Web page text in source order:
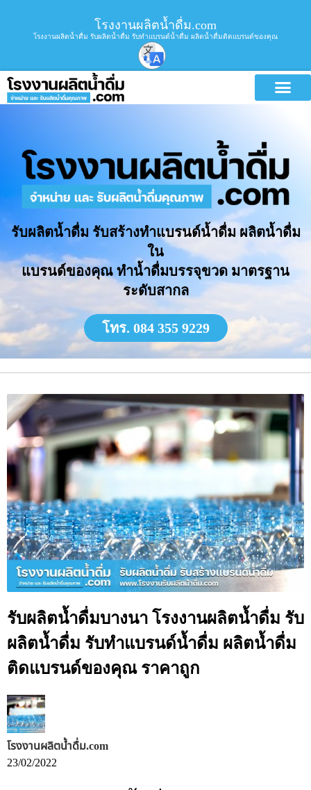
โรงงานผลิตน้ำดื่ม.com
โรงงานผลิตน้ำดื่ม รับผลิตน้ำดื่ม รับทำแบรนด์น้ำดื่ม ผลิตน้ำดื่มติดแบรนด์ของคุณ
รับผลิตน้ำดื่ม รับสร้างทำแบรนด์น้ำดื่ม ผลิตน้ำดื่ม
ใน
แบรนด์ของคุณ ทำน้ำดื่มบรรจุขวด มาตรฐาน
ระดับสากล
โทร. 084 355 9229
รับผลิตน้ำดื่มบางนา โรงงานผลิตน้ำดื่ม รับ
ผลิตน้ำดื่ม รับทำแบรนด์น้ำดื่ม ผลิตน้ำดื่ม
ติดแบรนด์ของคุณ ราคาถูก
โรงงานผลิตน้ำดื่ม.com
23/02/2022